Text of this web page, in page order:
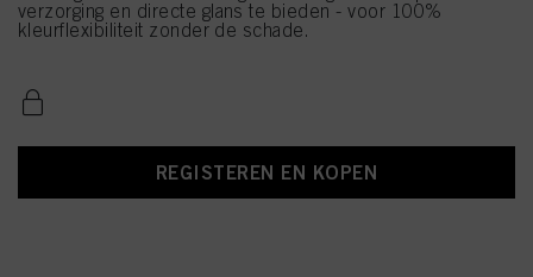
verzorging en directe glans te bieden - voor 100%
kleurflexibiliteit zonder de schade.
REGISTEREN EN KOPEN